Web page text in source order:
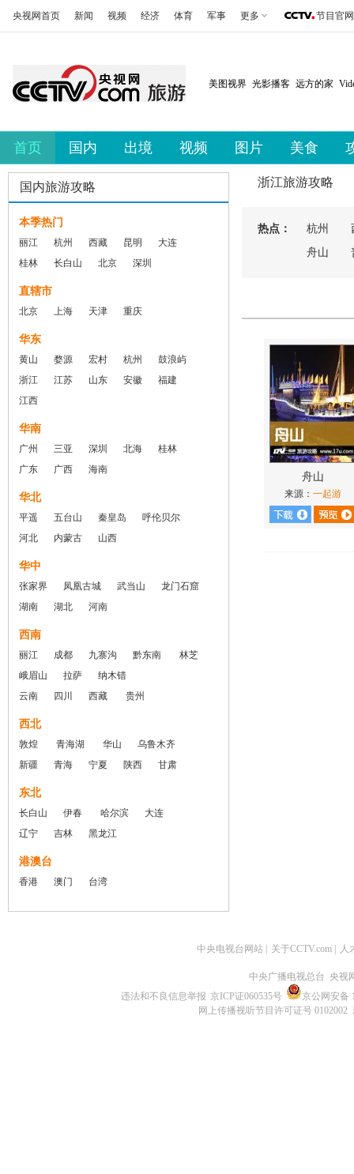
央视网首页 新闻 视频 经济 体育 军事 更多 节目官网
美图视界 光影播客 远方的家
首页 国内 出境 视频 图片 美食
国内旅游攻略
本季热门
丽江 杭州 西藏 昆明
大连
桂林
长白山 北京 深圳
直辖市
北京 上海 天津 重庆
华东
黄山 婺源 宏村 杭州
鼓浪屿
浙江
江苏 山东 安徽
福建
江西
华南
广州 三亚 深圳 北海
桂林
广东
广西 海南
华北
平遥 五台山 秦皇岛
呼伦贝尔
河北
内蒙古 山西
华中
张家界 凤凰古城 武当山
龙门石窟
湖南
湖北 河南
西南
丽江 成都 九寨沟 黔东南
林芝
峨眉山
拉萨
纳木错
云南
四川 西藏 贵州
西北
敦煌 青海湖 华山
乌鲁木齐
新疆
青海 宁夏 陕西 甘肃
东北
长白山 伊春 哈尔滨
大连
辽宁
吉林 黑龙江
港澳台
香港 澳门 台湾
浙江旅游攻略
热点： 杭州
舟山
舟山
来源： 一起游
中央电视台网站 关于CCTV.com 人
中央广播电视总台 央视
违法和不良信息举报 京ICP证060535号
京公网安备
网上传播视听节目许可证号 0102002